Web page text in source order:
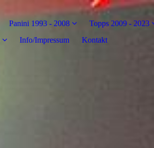
Panini 1993 - 2008 Topps 2009 - 2023
Info/Impressum Kontakt